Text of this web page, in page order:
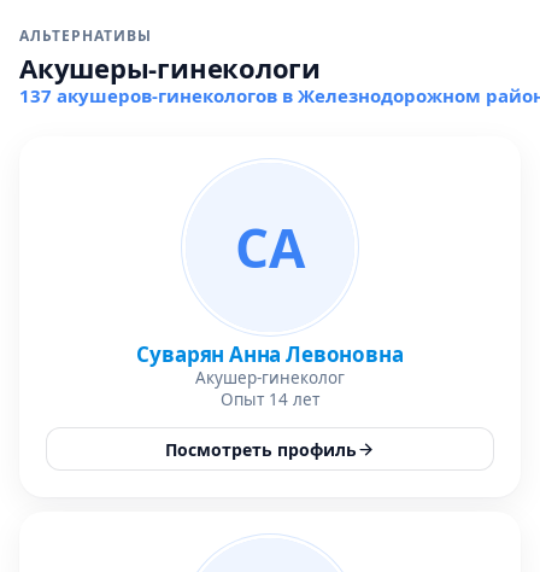
АЛЬТЕРНАТИВЫ
Акушеры-гинекологи
137 акушеров-гинекологов в Железнодорожном
СА
Суварян Анна Левоновна
Акушер-гинеколог
Опыт 14 лет
Посмотреть профиль